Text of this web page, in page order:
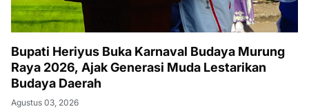
Bupati Heriyus Buka Karnaval Budaya Murung
Raya 2026, Ajak Generasi Muda Lestarikan
Budaya Daerah
Agustus 03, 2026